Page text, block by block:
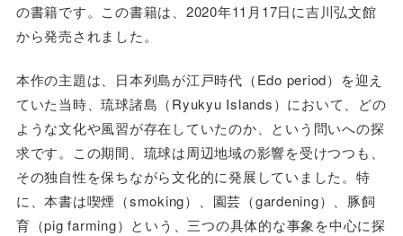
の書籍です。この書籍は、2020年11月17日に吉川弘文館
から発売されました。
本作の主題は、日本列島が江戸時代（Edo period）を迎え
ていた当時、琉球諸島（Ryukyu Islands）において、どの
ような文化や風習が存在していたのか、という問いへの探
求です。この期間、琉球は周辺地域の影響を受けつつも、
その独自性を保ちながら文化的に発展していました。特
に、本書は喫煙（smoking）、園芸（gardening）、豚飼
育（pig farming）という、三つの具体的な事象を中心に探